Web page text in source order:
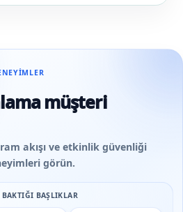
müşteri
akışı ve etkinlik güvenliği
görün.
BAKTIĞI BAŞLIKLAR